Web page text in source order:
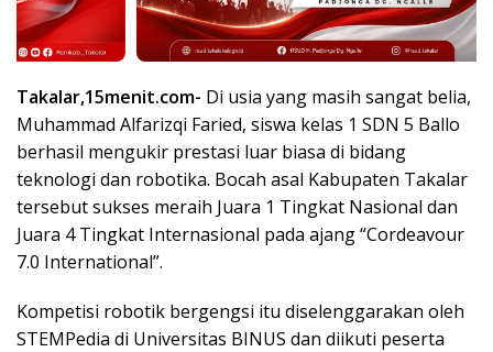
Takalar,15menit.com- Di usia yang masih sangat belia,
Muhammad Alfarizqi Faried, siswa kelas 1 SDN 5 Ballo
berhasil mengukir prestasi luar biasa di bidang
teknologi dan robotika. Bocah asal Kabupaten Takalar
tersebut sukses meraih Juara 1 Tingkat Nasional dan
Juara 4 Tingkat Internasional pada ajang “Cordeavour
7.0 International”.
Kompetisi robotik bergengsi itu diselenggarakan oleh
STEMPedia di Universitas BINUS dan diikuti peserta